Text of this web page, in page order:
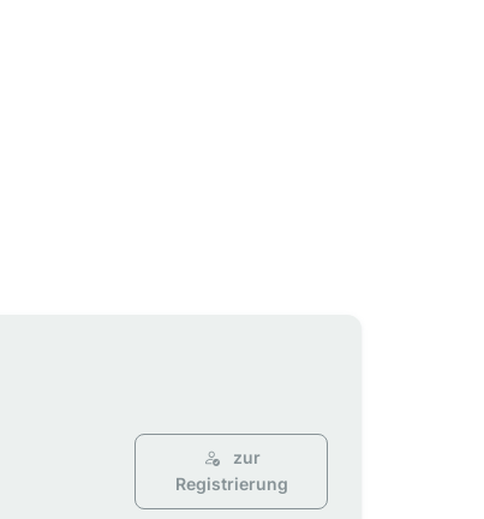
zur
Registrierung